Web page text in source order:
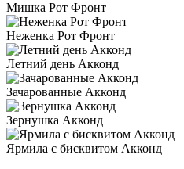
Мишка Рот Фронт
Неженка Рот Фронт
Летний день Акконд
Зачарованные Акконд
Зернушка Акконд
Ярмила с бисквитом Акконд